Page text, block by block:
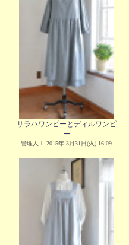
サラハワンピーとディルワンピ
ー
管理人Ｉ 2015年 3月31日(火) 16:09